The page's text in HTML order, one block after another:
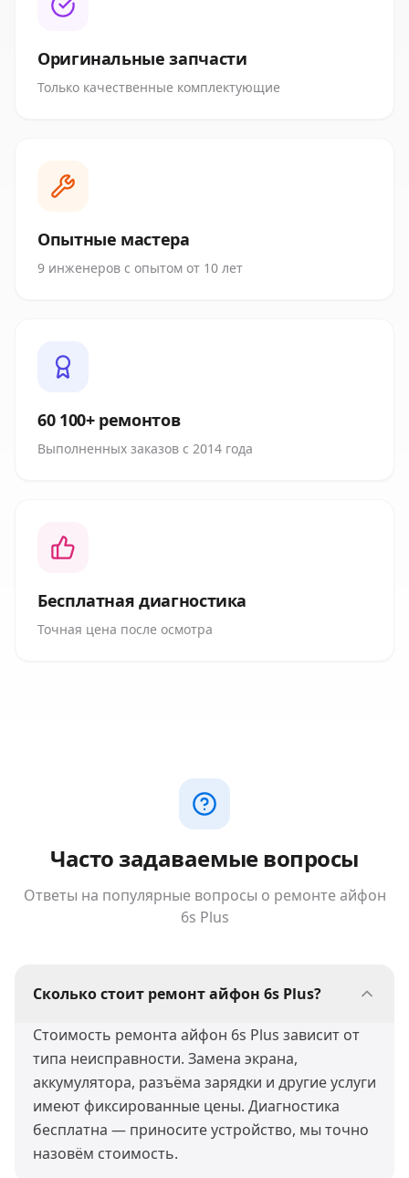
Оригинальные запчасти
Только качественные комплектующие
Опытные мастера
9 инженеров с опытом от 10 лет
60 100+ ремонтов
Выполненных заказов с 2014 года
Бесплатная диагностика
Точная цена после осмотра
Часто задаваемые вопросы
Ответы на популярные вопросы о ремонтеайфон
6s Plus
Сколько стоит ремонт айфон 6s Plus?
Стоимость ремонта айфон 6s Plus зависит от
типа неисправности. Замена экрана,
аккумулятора, разъёма зарядки и другие услуги
имеют фиксированные цены. Диагностика
бесплатна — приносите устройство, мы точно
назовём стоимость.